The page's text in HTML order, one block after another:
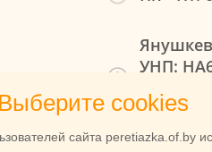
Выберите cookies
сайта peretiazka.of.by
УНП: